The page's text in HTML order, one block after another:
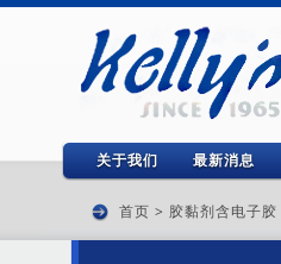
关于我们 最新消息
首页 > 胶黏剂含电子胶